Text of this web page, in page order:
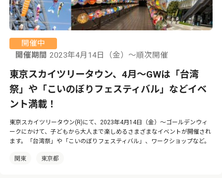
開催中
開催期間 2023年4月14日（金）〜順次開催
東京スカイツリータウン、4月〜GWは「台湾
祭」や「こいのぼりフェスティバル」などイベ
ント満載！
東京スカイツリータウン(R)にて、2023年4月14日（金）〜ゴールデンウィ
ークにかけて、子どもから大人まで楽しめるさまざまなイベントが開催され
ます。「台湾祭」や「こいのぼりフェスティバル」、ワークショップなど。
関東 東京都